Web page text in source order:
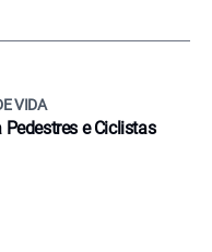
VIDA
Pedestres e Ciclistas